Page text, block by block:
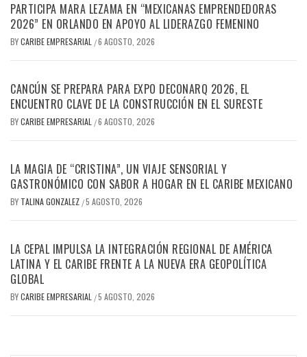
PARTICIPA MARA LEZAMA EN “MEXICANAS EMPRENDEDORAS
2026” EN ORLANDO EN APOYO AL LIDERAZGO FEMENINO
BYCARIBE EMPRESARIAL /6 AGOSTO, 2026
CANCÚN SE PREPARA PARA EXPO DECONARQ 2026, EL
ENCUENTRO CLAVE DE LA CONSTRUCCIÓN EN EL SURESTE
BYCARIBE EMPRESARIAL /6 AGOSTO, 2026
LA MAGIA DE “CRISTINA”, UN VIAJE SENSORIAL Y
GASTRONÓMICO CON SABOR A HOGAR EN EL CARIBE MEXICANO
BY TALINA GONZALEZ /5 AGOSTO, 2026
LA CEPAL IMPULSA LA INTEGRACIÓN REGIONAL DE AMÉRICA
LATINA Y EL CARIBE FRENTE A LA NUEVA ERA GEOPOLÍTICA
GLOBAL
BYCARIBE EMPRESARIAL /5 AGOSTO, 2026